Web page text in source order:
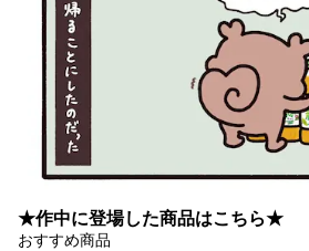
★作中に登場した商品はこちら★
おすすめ商品